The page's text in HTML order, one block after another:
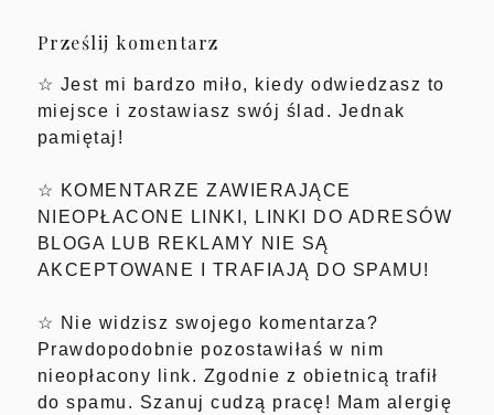
Prześlij komentarz
☆ Jest mi bardzo miło, kiedy odwiedzasz to
miejsce i zostawiasz swój ślad. Jednak
pamiętaj!
☆ KOMENTARZE ZAWIERAJĄCE
NIEOPŁACONE LINKI, LINKI DO ADRESÓW
BLOGA LUB REKLAMY NIE SĄ
AKCEPTOWANE I TRAFIAJĄ DO SPAMU!
☆ Nie widzisz swojego komentarza?
Prawdopodobnie pozostawiłaś w nim
nieopłacony link. Zgodnie z obietnicą trafił
do spamu. Szanuj cudzą pracę! Mam alergię